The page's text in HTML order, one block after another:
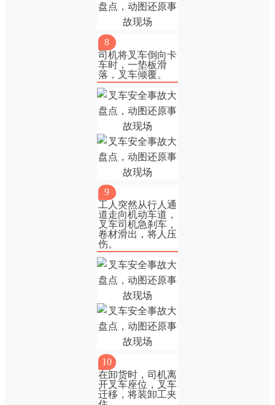
8
司机将叉车倒向卡
车时，一垫板滑
落，叉车倾覆。
9
工人突然从行人通
道走向机动车道，
叉车司机急刹车，
卷材滑出，将人压
伤。
10
在卸货时，司机离
开叉车座位，叉车
迁移，将装卸工夹